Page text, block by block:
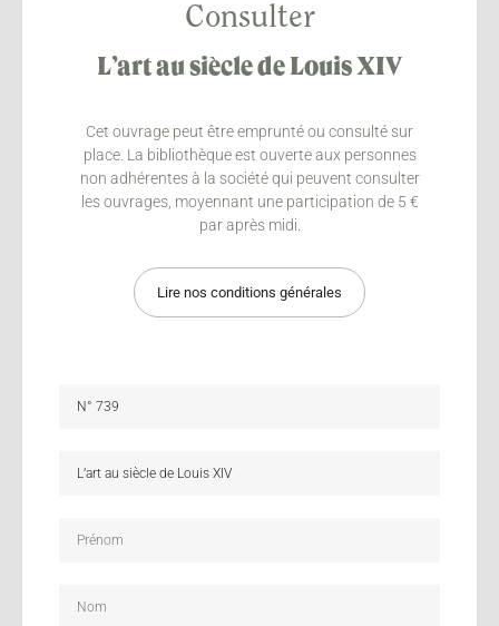
Consulter
L’art au siècle de Louis XIV
Cet ouvrage peut être emprunté ou consulté sur
place. La bibliothèque est ouverte aux personnes
non adhérentes à la société qui peuvent consulter
les ouvrages, moyennant une participation de 5 €
par après midi.
Lire nos conditions générales